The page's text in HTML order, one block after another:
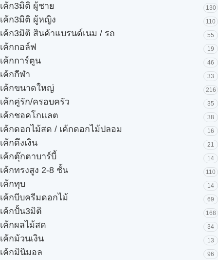
เค้ก3มิติ ผู้ชาย 130
เค้ก3มิติ ผู้หญิง 110
เค้ก3มิติ สินค้าแบรนด์เนม / รถ 55
เค้กกอล์ฟ 19
เค้กการ์ตูน 46
เค้กกีฬา 33
เค้กขนาดใหญ่ 216
เค้กคู่รัก/ครอบครัว 35
เค้กชอคโกแลต 38
เค้กดอกไม้สด / เค้กดอกไม้ปลอม 16
เค้กดึงเงิน 21
เค้กตุ๊กตาบาร์บี้ 14
เค้กทรงสูง 2-8 ชั้น 110
เค้กทุบ 14
เค้กบีบครีมดอกไม้ 69
เค้กปั้น3มิติ 168
เค้กผลไม้สด 34
เค้กม้วนเงิน 13
เค้กมินิมอล 96